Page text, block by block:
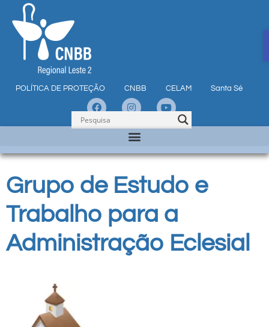
POLÍTICA DE PROTEÇÃO CNBB CELAM Santa Sé
Grupo de Estudo e
Trabalho para a
Administração Eclesial